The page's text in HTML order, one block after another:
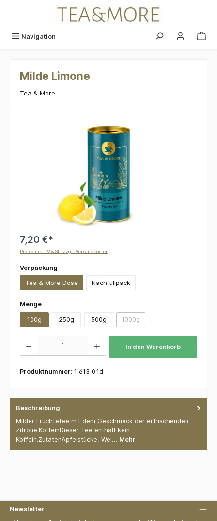
Navigation
Milde Limone
Tea & More
7,20 €*
Preise inkl. MwSt. zzgl. Versandkosten
Verpackung
Tea & More Dose Nachfüllpack
Mengeauswählen
100g 250g 500g 1000g(Diese Option ist zurzeit nicht
In den Warenkorb
Produktnummer: 1 613 0.1d
Beschreibung
Milder Früchtetee mit dem Geschmack der erfrischenden
Zitrone.KoffeinDieser Tee enthält kein
Koffein.ZutatenApfelstücke, Wei… Mehr
Newsletter